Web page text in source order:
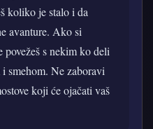
koliko je stalo i da
avanture. Ako si
povežeš s nekim ko deli
smehom. Ne zaboravi
koji će ojačati vaš